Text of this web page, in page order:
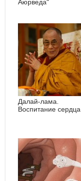
Аюрведа"
Далай-лама.
Воспитание сердца